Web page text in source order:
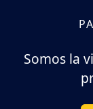
Somos la